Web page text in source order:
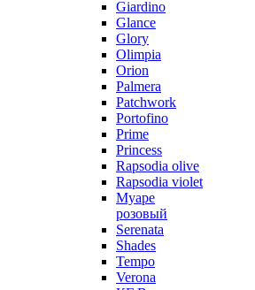
Giardino
Glance
Glory
Olimpia
Orion
Palmera
Patchwork
Portofino
Prime
Princess
Rapsodia olive
Rapsodia violet
Муаре
розовый
Serenata
Shades
Tempo
Verona